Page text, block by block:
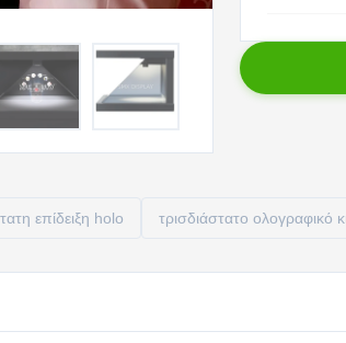
επίδειξη holo τρισδιάστατο ολογραφικό